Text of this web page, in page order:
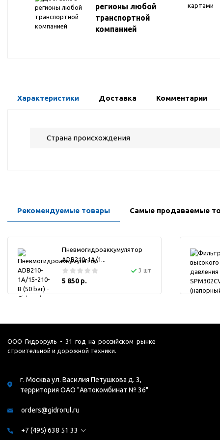
регионы любой
транспортной
компанией
Характеристики Доставка Комментарии
Страна происхождения
Рекомендуемые товары Самые продаваемые
Пневмогидроаккумулятор
ADB210-1A/1...
3 шт
5 850 р.
ООО Гидроруль - 31 год на российском рынке
строительной и дорожной техники.
г. Москва ул. Василия Петушкова д. 3,
территория ОАО "Автокомбинат № 36"
orders@gidrorul.ru
+7 (495) 638 51 33